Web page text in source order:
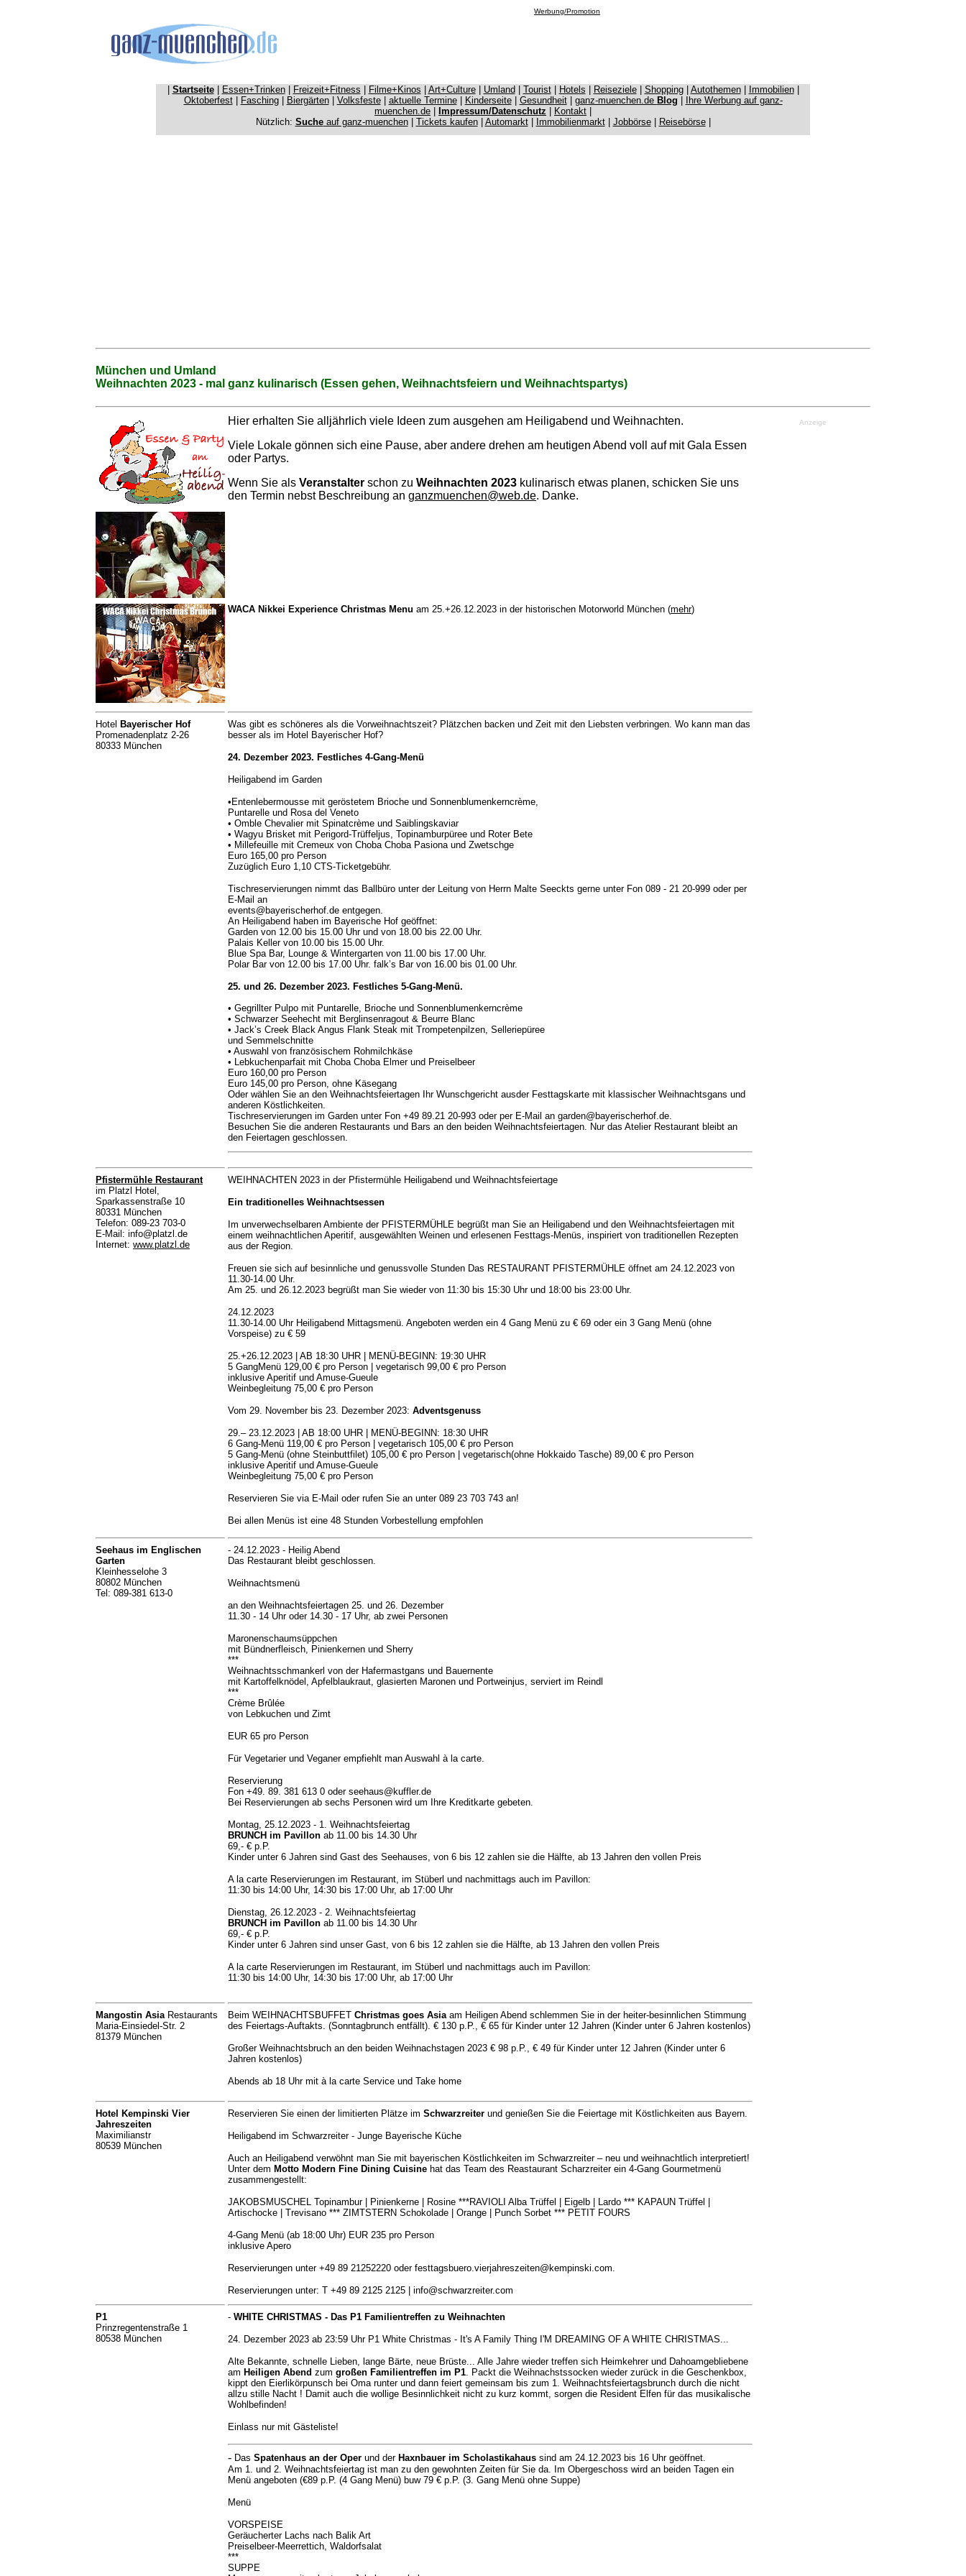
Werbung/Promotion
Startseite| Essen+Trinken| Freizeit+Fitness Filme+Kinos Art+Culture| Umland Tourist| Hotels Reiseziele| Shopping Autothemen Immobilien
Oktoberfest| Fasching| Biergärten| Volksfeste| aktuelle Termine| Kinderseite| Gesundheit| ganz-muenchen.de Blog
Ihre Werbung auf ganz-
muenchen.de
Impressum/Datenschutz Kontakt
Nützlich: Sucheauf ganz-muenchen| Tickets kaufen Automarkt Immobilienmarkt| Jobbörse| Reisebörse|
München und Umland
Weihnachten 2023 - mal ganz kulinarisch (Essen gehen, Weihnachtsfeiern und Weihnachtspartys)
Hier erhalten Sie alljährlich viele Ideen zum ausgehen am Heiligabend und Weihnachten.
Viele Lokale gönnen sich eine Pause, aber andere drehen am heutigen Abend voll auf mit Gala Essen
oder Partys.
Wenn Sie als Veranstalter schon zu Weihnachten 2023 kulinarisch etwas planen, schicken Sie uns
den Termin nebst Beschreibung an ganzmuenchen@web.de. Danke.
Anzeige
WACA Nikkei Experience Christmas Menu am 25.+26.12.2023 in der historischen Motorworld München (mehr)
Hotel Bayerischer Hof
Promenadenplatz 2-26
80333 München
Was gibt es schöneres als die Vorweihnachtszeit? Plätzchen backen und Zeit mit den Liebsten verbringen. Wo kann man das
besser als im Hotel Bayerischer Hof?
24. Dezember 2023. Festliches 4-Gang-Menü
Heiligabend im Garden
•Entenlebermousse mit geröstetem Brioche und Sonnenblumenkerncrème,
Puntarelle und Rosa del Veneto
• Omble Chevalier mit Spinatcrème und Saiblingskaviar
• Wagyu Brisket mit Perigord-Trüffeljus, Topinamburpüree und Roter Bete
• Millefeuille mit Cremeux von Choba Choba Pasiona und Zwetschge
Euro 165,00 pro Person
Zuzüglich Euro 1,10 CTS-Ticketgebühr.
Tischreservierungen nimmt das Ballbüro unter der Leitung von Herrn Malte Seeckts gerne unter Fon 089 - 21 20-999 oder per
E-Mail an
events@bayerischerhof.de entgegen.
An Heiligabend haben im Bayerische Hof geöffnet:
Garden von 12.00 bis 15.00 Uhr und von 18.00 bis 22.00 Uhr.
Palais Keller von 10.00 bis 15.00 Uhr.
Blue Spa Bar, Lounge & Wintergarten von 11.00 bis 17.00 Uhr.
Polar Bar von 12.00 bis 17.00 Uhr. falk’s Bar von 16.00 bis 01.00 Uhr.
25. und 26. Dezember 2023. Festliches 5-Gang-Menü.
• Gegrillter Pulpo mit Puntarelle, Brioche und Sonnenblumenkerncrème
• Schwarzer Seehecht mit Berglinsenragout & Beurre Blanc
• Jack’s Creek Black Angus Flank Steak mit Trompetenpilzen, Selleriepüree
und Semmelschnitte
• Auswahl von französischem Rohmilchkäse
• Lebkuchenparfait mit Choba Choba Elmer und Preiselbeer
Euro 160,00 pro Person
Euro 145,00 pro Person, ohne Käsegang
Oder wählen Sie an den Weihnachtsfeiertagen Ihr Wunschgericht ausder Festtagskarte mit klassischer Weihnachtsgans und
anderen Köstlichkeiten.
Tischreservierungen im Garden unter Fon +49 89.21 20-993 oder per E-Mail an garden@bayerischerhof.de.
Besuchen Sie die anderen Restaurants und Bars an den beiden Weihnachtsfeiertagen. Nur das Atelier Restaurant bleibt an
den Feiertagen geschlossen.
Pfistermühle Restaurant
im Platzl Hotel,
Sparkassenstraße 10
80331 München
Telefon: 089-23 703-0
E-Mail: info@platzl.de
Internet: www.platzl.de
WEIHNACHTEN 2023 in der Pfistermühle Heiligabend und Weihnachtsfeiertage
Ein traditionelles Weihnachtsessen
Im unverwechselbaren Ambiente der PFISTERMÜHLE begrüßt man Sie an Heiligabend und den Weihnachtsfeiertagen mit
einem weihnachtlichen Aperitif, ausgewählten Weinen und erlesenen Festtags-Menüs, inspiriert von traditionellen Rezepten
aus der Region.
Freuen sie sich auf besinnliche und genussvolle Stunden Das RESTAURANT PFISTERMÜHLE öffnet am 24.12.2023 von
11.30-14.00 Uhr.
Am 25. und 26.12.2023 begrüßt man Sie wieder von 11:30 bis 15:30 Uhr und 18:00 bis 23:00 Uhr.
24.12.2023
11.30-14.00 Uhr Heiligabend Mittagsmenü. Angeboten werden ein 4 Gang Menü zu € 69 oder ein 3 Gang Menü (ohne
Vorspeise) zu € 59
25.+26.12.2023 | AB 18:30 UHR | MENÜ-BEGINN: 19:30 UHR
5 GangMenü 129,00 € pro Person | vegetarisch 99,00 € pro Person
inklusive Aperitif und Amuse-Gueule
Weinbegleitung 75,00 € pro Person
Vom 29. November bis 23. Dezember 2023: Adventsgenuss
29.– 23.12.2023 | AB 18:00 UHR | MENÜ-BEGINN: 18:30 UHR
6 Gang-Menü 119,00 € pro Person | vegetarisch 105,00 € pro Person
5 Gang-Menü (ohne Steinbuttfilet) 105,00 € pro Person | vegetarisch(ohne Hokkaido Tasche) 89,00 € pro Person
inklusive Aperitif und Amuse-Gueule
Weinbegleitung 75,00 € pro Person
Reservieren Sie via E-Mail oder rufen Sie an unter 089 23 703 743 an!
Bei allen Menüs ist eine 48 Stunden Vorbestellung empfohlen
Seehaus im Englischen
Garten
Kleinhesselohe 3
80802 München
Tel: 089-381 613-0
- 24.12.2023 - Heilig Abend
Das Restaurant bleibt geschlossen.
Weihnachtsmenü
an den Weihnachtsfeiertagen 25. und 26. Dezember
11.30 - 14 Uhr oder 14.30 - 17 Uhr, ab zwei Personen
Maronenschaumsüppchen
mit Bündnerfleisch, Pinienkernen und Sherry
***
Weihnachtsschmankerl von der Hafermastgans und Bauernente
mit Kartoffelknödel, Apfelblaukraut, glasierten Maronen und Portweinjus, serviert im Reindl
***
Crème Brûlée
von Lebkuchen und Zimt
EUR 65 pro Person
Für Vegetarier und Veganer empfiehlt man Auswahl à la carte.
Reservierung
Fon +49. 89. 381 613 0 oder seehaus@kuffler.de
Bei Reservierungen ab sechs Personen wird um Ihre Kreditkarte gebeten.
Montag, 25.12.2023 - 1. Weihnachtsfeiertag
BRUNCH im Pavillon ab 11.00 bis 14.30 Uhr
69,- € p.P.
Kinder unter 6 Jahren sind Gast des Seehauses, von 6 bis 12 zahlen sie die Hälfte, ab 13 Jahren den vollen Preis
A la carte Reservierungen im Restaurant, im Stüberl und nachmittags auch im Pavillon:
11:30 bis 14:00 Uhr, 14:30 bis 17:00 Uhr, ab 17:00 Uhr
Dienstag, 26.12.2023 - 2. Weihnachtsfeiertag
BRUNCH im Pavillon ab 11.00 bis 14.30 Uhr
69,- € p.P.
Kinder unter 6 Jahren sind unser Gast, von 6 bis 12 zahlen sie die Hälfte, ab 13 Jahren den vollen Preis
A la carte Reservierungen im Restaurant, im Stüberl und nachmittags auch im Pavillon:
11:30 bis 14:00 Uhr, 14:30 bis 17:00 Uhr, ab 17:00 Uhr
Mangostin AsiaRestaurants
Maria-Einsiedel-Str. 2
81379 München
Beim WEIHNACHTSBUFFET Christmas goes Asia am Heiligen Abend schlemmen Sie in der heiter-besinnlichen Stimmung
des Feiertags-Auftakts. (Sonntagbrunch entfällt). € 130 p.P., € 65 für Kinder unter 12 Jahren (Kinder unter 6 Jahren kostenlos)
Großer Weihnachtsbruch an den beiden Weihnachstagen 2023 € 98 p.P., € 49 für Kinder unter 12 Jahren (Kinder unter 6
Jahren kostenlos)
Abends ab 18 Uhr mit à la carte Service und Take home
Hotel Kempinski Vier
Jahreszeiten
Maximilianstr
80539 München
Reservieren Sie einen der limitierten Plätze im Schwarzreiter und genießen Sie die Feiertage mit Köstlichkeiten aus Bayern.
Heiligabend im Schwarzreiter - Junge Bayerische Küche
Auch an Heiligabend verwöhnt man Sie mit bayerischen Köstlichkeiten im Schwarzreiter – neu und weihnachtlich interpretiert!
Unter dem Motto Modern Fine Dining Cuisine hat das Team des Reastaurant Scharzreiter ein 4-Gang Gourmetmenü
zusammengestellt:
JAKOBSMUSCHEL Topinambur | Pinienkerne | Rosine ***RAVIOLI Alba Trüffel | Eigelb | Lardo *** KAPAUN Trüffel |
Artischocke | Trevisano *** ZIMTSTERN Schokolade | Orange | Punch Sorbet *** PETIT FOURS
4-Gang Menü (ab 18:00 Uhr) EUR 235 pro Person
inklusive Apero
Reservierungen unter +49 89 21252220 oder festtagsbuero.vierjahreszeiten@kempinski.com.
Reservierungen unter: T +49 89 2125 2125 | info@schwarzreiter.com
P1
Prinzregentenstraße 1
80538 München
- WHITE CHRISTMAS - Das P1 Familientreffen zu Weihnachten
24. Dezember 2023 ab 23:59 Uhr P1 White Christmas - It's A Family Thing I'M DREAMING OF A WHITE CHRISTMAS...
Alte Bekannte, schnelle Lieben, lange Bärte, neue Brüste... Alle Jahre wieder treffen sich Heimkehrer und Dahoamgebliebene
am Heiligen Abend zum großen Familientreffen im P1. Packt die Weihnachstssocken wieder zurück in die Geschenkbox,
kippt den Eierlikörpunsch bei Oma runter und dann feiert gemeinsam bis zum 1. Weihnachtsfeiertagsbrunch durch die nicht
allzu stille Nacht ! Damit auch die wollige Besinnlichkeit nicht zu kurz kommt, sorgen die Resident Elfen für das musikalische
Wohlbefinden!
Einlass nur mit Gästeliste!
- Das Spatenhaus an der Oper und der Haxnbauer im Scholastikahaus sind am 24.12.2023 bis 16 Uhr geöffnet.
Am 1. und 2. Weihnachtsfeiertag ist man zu den gewohnten Zeiten für Sie da. Im Obergeschoss wird an beiden Tagen ein
Menü angeboten (€89 p.P. (4 Gang Menü) buw 79 € p.P. (3. Gang Menü ohne Suppe)
Menü
VORSPEISE
Geräucherter Lachs nach Balik Art
Preiselbeer-Meerrettich, Waldorfsalat
***
SUPPE